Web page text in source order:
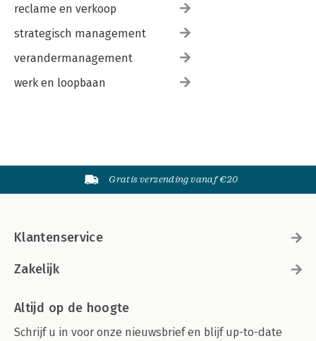
reclame en verkoop
strategisch management
verandermanagement
werk en loopbaan
Gratis verzending vanaf €20
Klantenservice
Zakelijk
Altijd op de hoogte
Schrijf u in voor onze nieuwsbrief en blijf up-to-date